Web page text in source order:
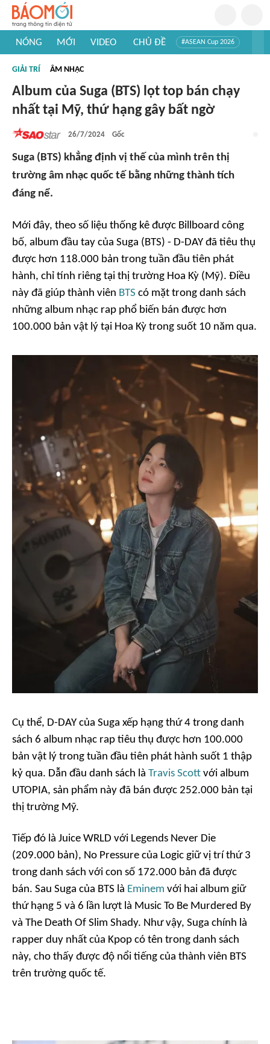
NÓNG MỚI VIDEO CHỦ ĐỀ #ASEAN Cup 2026
#Khám phá thế giới
GIẢI TRÍ ÂM NHẠC
Album của Suga (BTS) lọt top bán chạy
nhất tại Mỹ, thứ hạng gây bất ngờ
26/7/2024 Gốc
Suga (BTS) khẳng định vị thế của mình trên thị
trường âm nhạc quốc tế bằng những thành tích
đáng nể.
Mới đây, theo số liệu thống kê được Billboard công
bố, album đầu tay của Suga (BTS) - D-DAY đã tiêu thụ
được hơn 118.000 bản trong tuần đầu tiên phát
hành, chỉ tính riêng tại thị trường Hoa Kỳ (Mỹ). Điều
này đã giúp thành viên BTS có mặt trong danh sách
những album nhạc rap phổ biến bán được hơn
100.000 bản vật lý tại Hoa Kỳ trong suốt 10 năm qua.
Cụ thể, D-DAY của Suga xếp hạng thứ 4 trong danh
sách 6 album nhạc rap tiêu thụ được hơn 100.000
bản vật lý trong tuần đầu tiên phát hành suốt 1 thập
kỷ qua. Dẫn đầu danh sách là Travis Scott với album
UTOPIA, sản phẩm này đã bán được 252.000 bản tại
thị trường Mỹ.
Tiếp đó là Juice WRLD với Legends Never Die
(209.000 bản), No Pressure của Logic giữ vị trí thứ 3
trong danh sách với con số 172.000 bản đã được
bán. Sau Suga của BTS là Eminem với hai album giữ
thứ hạng 5 và 6 lần lượt là Music To Be Murdered By
và The Death Of Slim Shady. Như vậy, Suga chính là
rapper duy nhất của Kpop có tên trong danh sách
này, cho thấy được độ nổi tiếng của thành viên BTS
trên trường quốc tế.